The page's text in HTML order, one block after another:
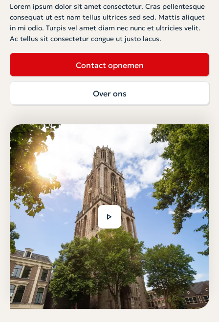
Lorem ipsum dolor sit amet consectetur. Cras pellentesque
consequat ut est nam tellus ultrices sed sed. Mattis aliquet
in mi odio. Turpis vel amet diam nec nunc et ultricies velit.
Ac tellus sit consectetur congue ut justo lacus.
Contact opnemen
Over ons